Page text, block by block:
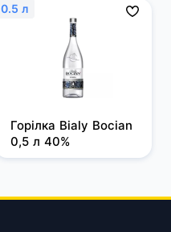
0.5 л
Горілка Bialy Bocian
0,5 л 40%